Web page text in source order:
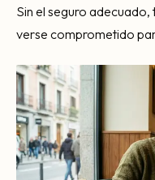
Sin el seguro
verse comprometido